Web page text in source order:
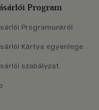
Program
Programunkról
Kártya egyenlege
szabályzat